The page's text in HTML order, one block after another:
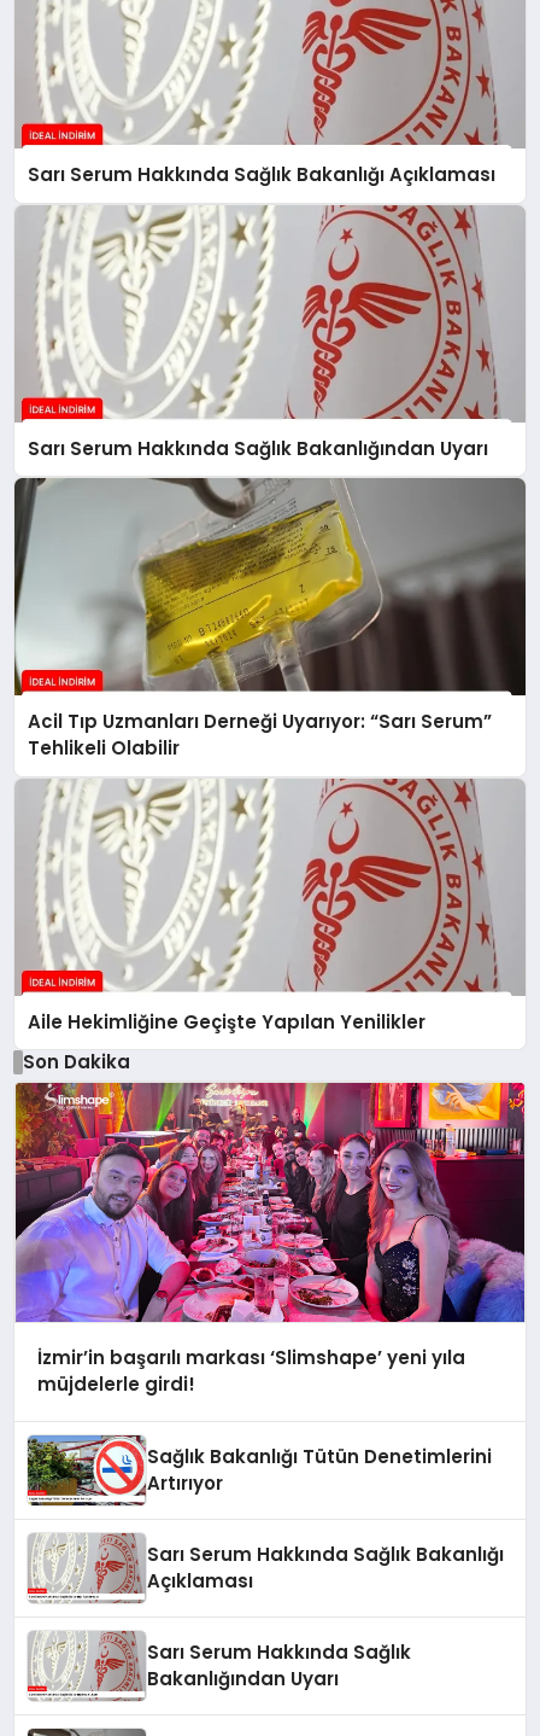
Sarı Serum Hakkında Sağlık Bakanlığı Açıklaması
Sarı Serum Hakkında Sağlık Bakanlığından Uyarı
Acil Tıp Uzmanları Derneği Uyarıyor: “Sarı Serum”
Tehlikeli Olabilir
Aile Hekimliğine Geçişte Yapılan Yenilikler
Son Dakika
İzmir’in başarılı markası ‘Slimshape’ yeni yıla
müjdelerle girdi!
Sağlık Bakanlığı Tütün Denetimlerini
Artırıyor
Sarı Serum Hakkında Sağlık Bakanlığı
Açıklaması
Sarı Serum Hakkında Sağlık
Bakanlığından Uyarı